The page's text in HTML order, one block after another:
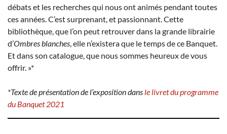
débats et les recherches qui nous ont animés pendant toutes
ces années. C’est surprenant, et passionnant. Cette
bibliothèque, que l’on peut retrouver dans la grande librairie
d’Ombres blanches, elle n’existera que le temps de ce Banquet.
Et dans son catalogue, que nous sommes heureux de vous
offrir. »*
*Texte de présentation de l’exposition dansle livret du programme
du Banquet 2021